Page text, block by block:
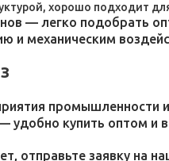
хорошо подходит
— легко подобрать
и механическим
промышленности
удобно купить оптом и
отправьте заявку на